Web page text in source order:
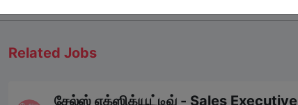
Related Jobs
சேல்ஸ் எக்ஸிக்யூட்டிவ் - Sales Executive